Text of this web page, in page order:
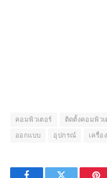
คอมพิวเตอร์ ติดตั้งคอมพิวเ
ออกแบบ
อุปกรณ์ เครื่อ